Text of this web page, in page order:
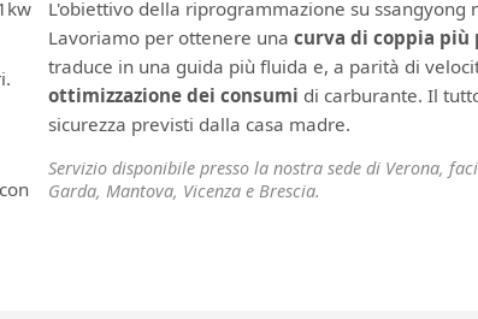
L'obiettivo della riprogrammazione su ssangyong
Lavoriamo per ottenere una curva di coppia più
traduce in una guida più fluida e, a parità di
ottimizzazione dei consumi di carburante. Il
sicurezza previsti dalla casa madre.
Servizio disponibile presso la nostra sede di Verona,
Garda, Mantova, Vicenza e Brescia.